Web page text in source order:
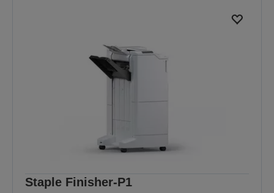
Staple Finisher-P1